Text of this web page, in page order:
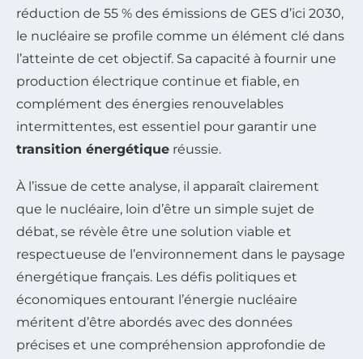
réduction de 55 % des émissions de GES d’ici 2030,
le nucléaire se profile comme un élément clé dans
l’atteinte de cet objectif. Sa capacité à fournir une
production électrique continue et fiable, en
complément des énergies renouvelables
intermittentes, est essentiel pour garantir une
transition énergétique réussie.
À l’issue de cette analyse, il apparaît clairement
que le nucléaire, loin d’être un simple sujet de
débat, se révèle être une solution viable et
respectueuse de l’environnement dans le paysage
énergétique français. Les défis politiques et
économiques entourant l’énergie nucléaire
méritent d’être abordés avec des données
précises et une compréhension approfondie de